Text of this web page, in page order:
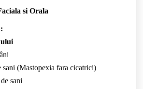
si Orala
(Mastopexia fara cicatrici)
sani